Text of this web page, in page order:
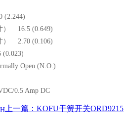
(2.244)
） 16.5 (0.649)
） 2.70 (0.106)
Open (N.O.)
0.5 Amp DC
上一篇：KOFU干簧开关ORD9215